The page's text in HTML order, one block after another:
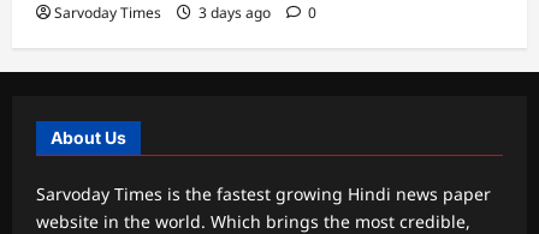
Sarvoday Times 3 days ago 0
About Us
Sarvoday Times is the fastest growing Hindi news paper
website in the world. Which brings the most credible,